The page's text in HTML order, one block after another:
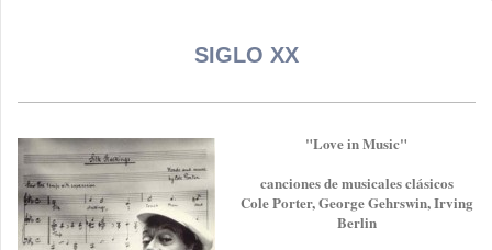
SIGLO XX
"Love in Music"
canciones de musicales clásicos
Cole Porter, George Gehrswin, Irving
Berlin